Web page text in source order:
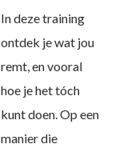
In deze training
ontdek je wat jou
remt, en vooral
hoe je het tóch
kunt doen. Op een
manier die